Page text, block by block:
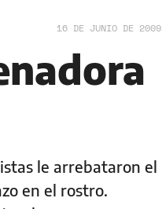
16 DE JUNIO DE 2009
le arrebataron el
en el rostro.